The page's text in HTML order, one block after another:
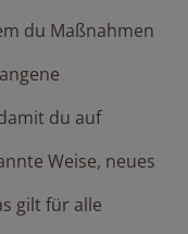
du Maßnahmen
du auf
Weise, neues
gilt für alle